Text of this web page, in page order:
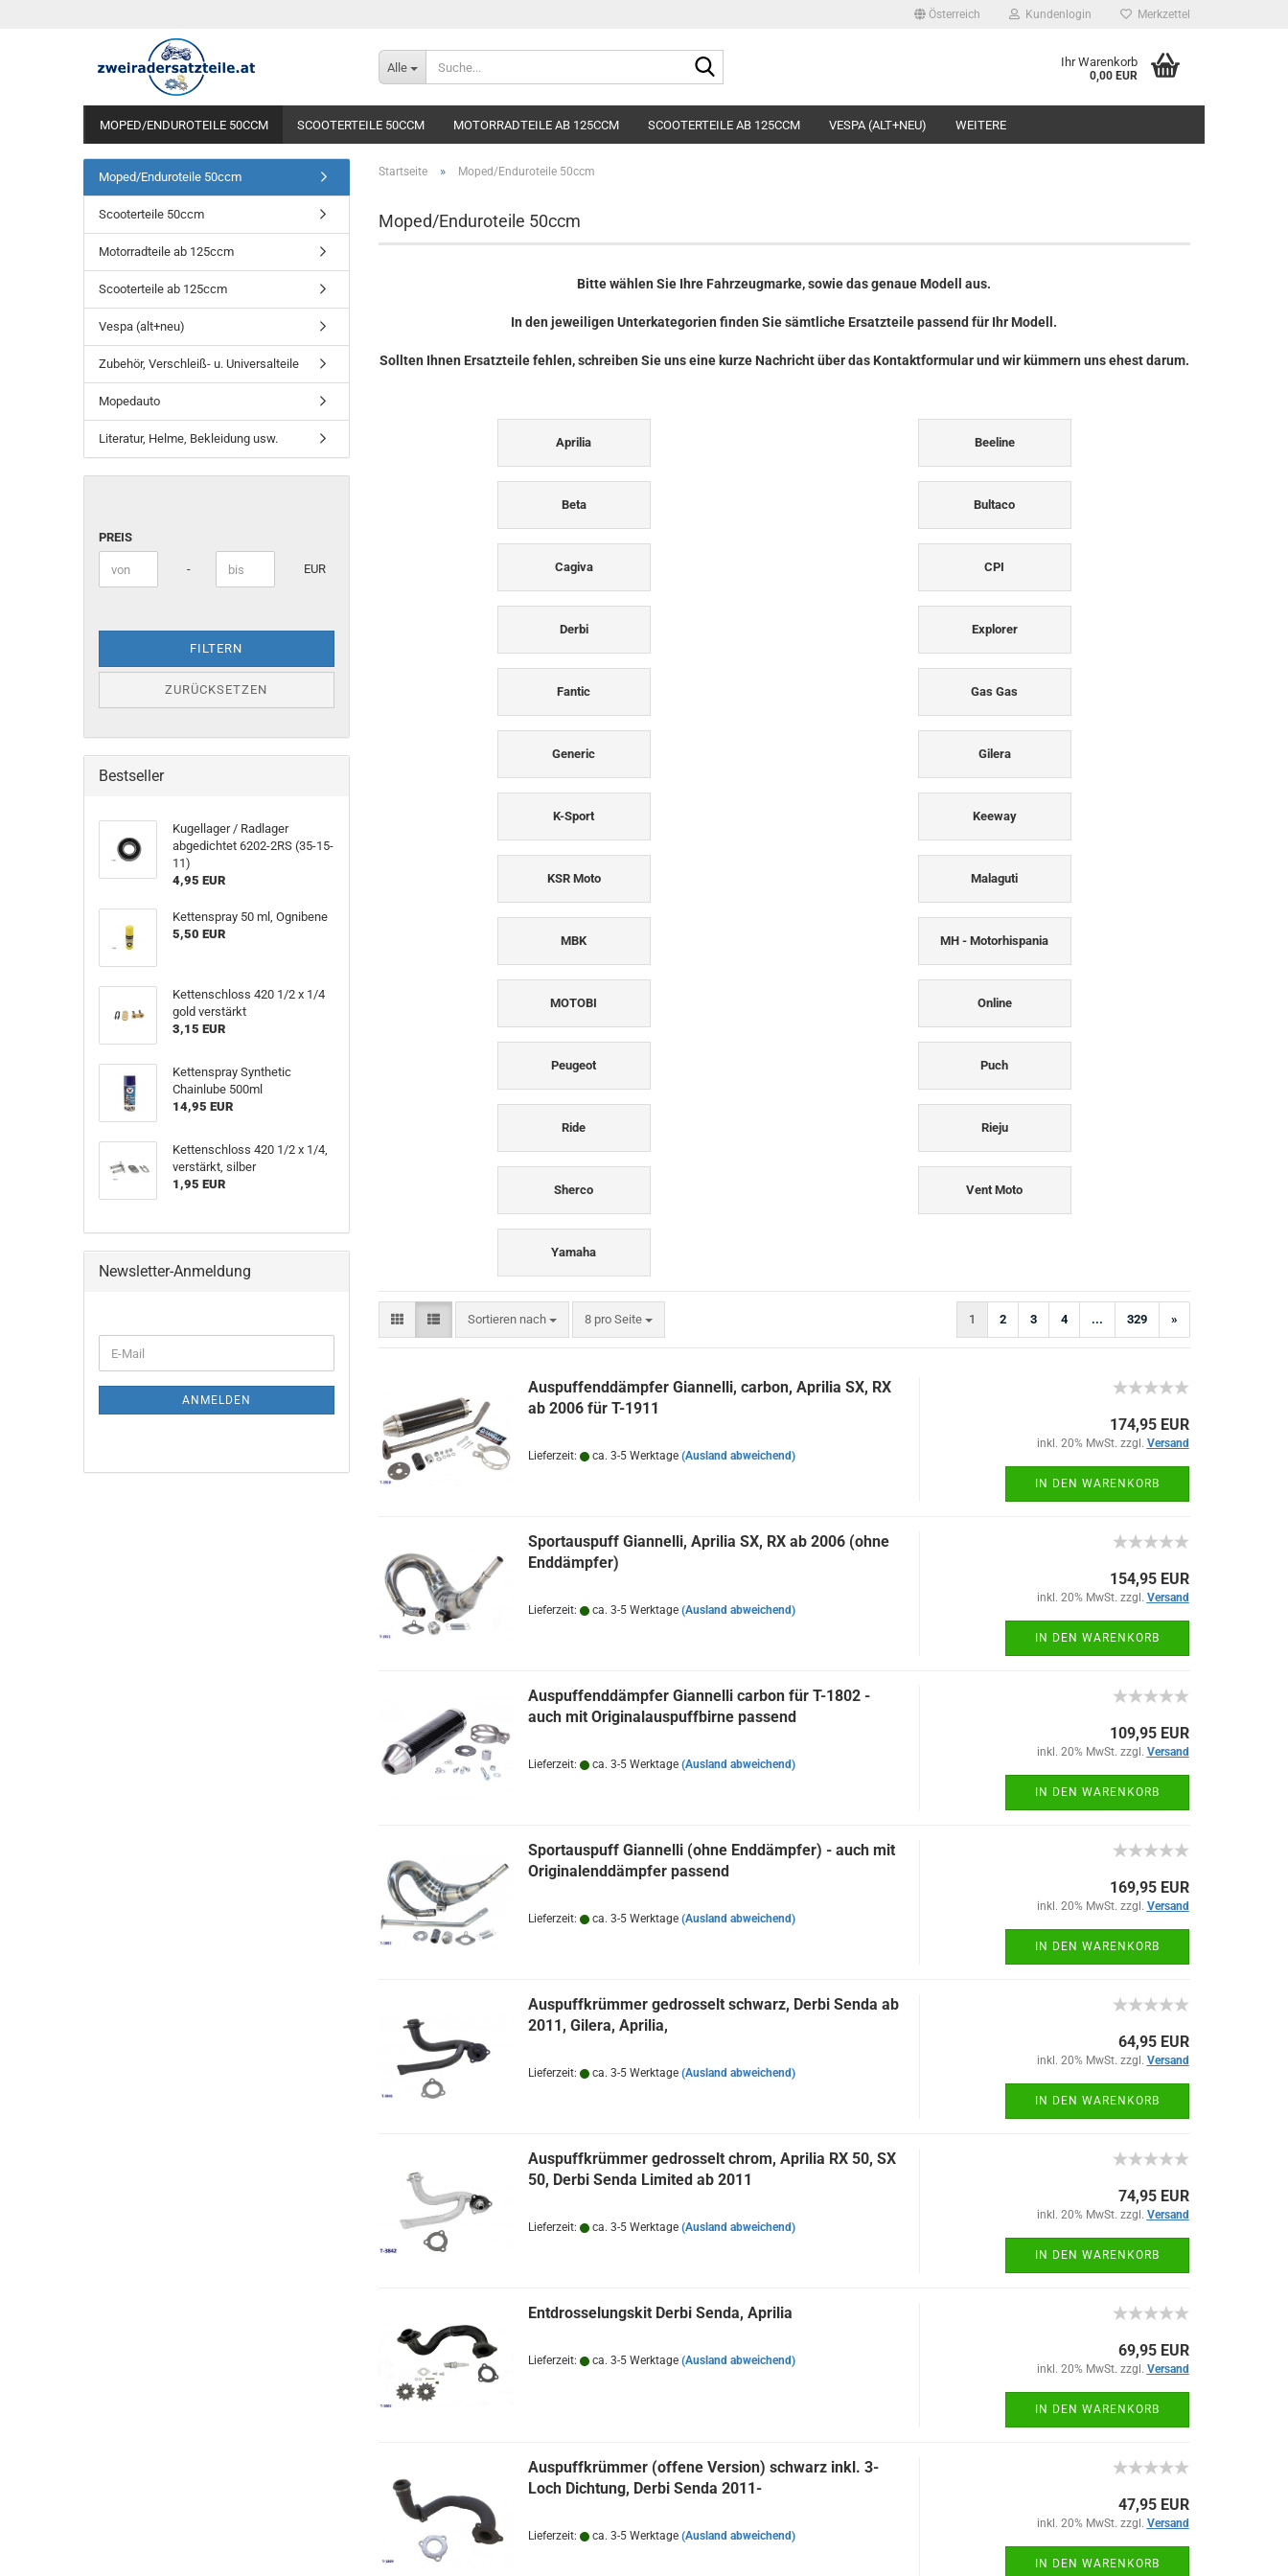
Österreich Kundenlogin
Konto erstellen
Merkzettel
Alle Ihr Warenkorb
0,00 EUR
MOPED/ENDUROTEILE 50CCM SCOOTERTEILE 50CCM MOTORRADTEILE AB 125CCM SCOOTERTEILE AB 125CCM VESPA (ALT+NEU) WEITERE
Startseite » Moped/Enduroteile 50ccm
Moped/Enduroteile 50ccm
Bitte wählen Sie Ihre Fahrzeugmarke, sowie das genaue Modell aus.
In den jeweiligen Unterkategorien finden Sie sämtliche Ersatzteile passend für Ihr Modell.
Sollten Ihnen Ersatzteile fehlen, schreiben Sie uns eine kurze Nachricht über das Kontaktformular und wir kümmern uns ehest darum.
Aprilia Beeline
Beta Bultaco
Cagiva CPI
Derbi Explorer
Fantic Gas Gas
Generic Gilera
K-Sport Keeway
KSR Moto Malaguti
MBK MH - Motorhispania
MOTOBI Online
Peugeot Puch
Ride Rieju
Sherco Vent Moto
Yamaha
Sortieren nach
Sortieren nach 8 pro Seite
pro Seite 1 2 3 4 ... 329 »
Auspuffenddämpfer Giannelli, carbon, Aprilia SX, RX
ab 2006 für T-1911
Lieferzeit: ca. 3-5 Werktage (Ausland abweichend)
174,95 EUR
inkl. 20% MwSt. zzgl. Versand
IN DEN WARENKORB
Sportauspuff Giannelli, Aprilia SX, RX ab 2006 (ohne
Enddämpfer)
Lieferzeit: ca. 3-5 Werktage (Ausland abweichend)
154,95 EUR
inkl. 20% MwSt. zzgl. Versand
IN DEN WARENKORB
Auspuffenddämpfer Giannelli carbon für T-1802 -
auch mit Originalauspuffbirne passend
Lieferzeit: ca. 3-5 Werktage (Ausland abweichend)
109,95 EUR
inkl. 20% MwSt. zzgl. Versand
IN DEN WARENKORB
Sportauspuff Giannelli (ohne Enddämpfer) - auch mit
Originalenddämpfer passend
Lieferzeit: ca. 3-5 Werktage (Ausland abweichend)
169,95 EUR
inkl. 20% MwSt. zzgl. Versand
IN DEN WARENKORB
Auspuffkrümmer gedrosselt schwarz, Derbi Senda ab
2011, Gilera, Aprilia,
Lieferzeit: ca. 3-5 Werktage (Ausland abweichend)
64,95 EUR
inkl. 20% MwSt. zzgl. Versand
IN DEN WARENKORB
Auspuffkrümmer gedrosselt chrom, Aprilia RX 50, SX
50, Derbi Senda Limited ab 2011
Lieferzeit: ca. 3-5 Werktage (Ausland abweichend)
74,95 EUR
inkl. 20% MwSt. zzgl. Versand
IN DEN WARENKORB
Entdrosselungskit Derbi Senda, Aprilia
Lieferzeit: ca. 3-5 Werktage (Ausland abweichend)
69,95 EUR
inkl. 20% MwSt. zzgl. Versand
IN DEN WARENKORB
Auspuffkrümmer (offene Version) schwarz inkl. 3-
Loch Dichtung, Derbi Senda 2011-
Lieferzeit: ca. 3-5 Werktage (Ausland abweichend)
47,95 EUR
inkl. 20% MwSt. zzgl. Versand
IN DEN WARENKORB
Moped/Enduroteile 50ccm
Scooterteile 50ccm
Motorradteile ab 125ccm
Scooterteile ab 125ccm
Vespa (alt+neu)
Zubehör, Verschleiß- u. Universalteile
Mopedauto
Literatur, Helme, Bekleidung usw.
PREIS
Preis bis - EUR
FILTERN
ZURÜCKSETZEN
Bestseller
Kugellager / Radlager
abgedichtet 6202-2RS (35-15-
11)
4,95 EUR
Kettenspray 50 ml, Ognibene
5,50 EUR
Kettenschloss 420 1/2 x 1/4
gold verstärkt
3,15 EUR
Kettenspray Synthetic
Chainlube 500ml
14,95 EUR
Kettenschloss 420 1/2 x 1/4,
verstärkt, silber
1,95 EUR
Newsletter-Anmeldung
E-
Mail
ANMELDEN